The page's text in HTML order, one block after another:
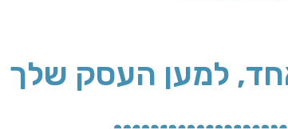
למען העסק שלך